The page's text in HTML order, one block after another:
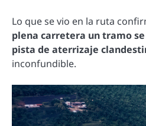
Lo que se vio en la ruta
plena carretera un tramo
pista de aterrizaje
inconfundible.